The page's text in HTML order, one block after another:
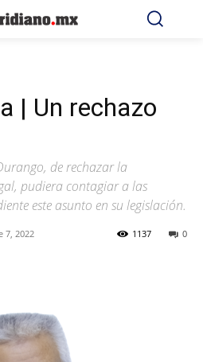
| Un rechazo
de rechazar la
pudiera contagiar a las
este asunto en su legislación.
7, 2022 0
1137